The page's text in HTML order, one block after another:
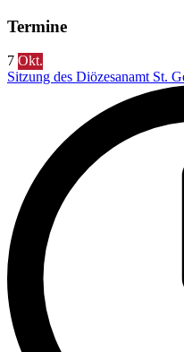
Termine
7 Okt.
Sitzung des Diözesanamt St.